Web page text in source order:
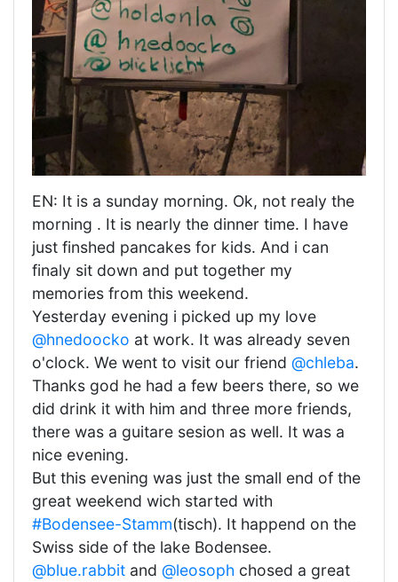
EN: It is a sunday morning. Ok, not realy the
morning . It is nearly the dinner time. I have
just finshed pancakes for kids. And i can
finaly sit down and put together my
memories from this weekend.
Yesterday evening i picked up my love
@hnedoocko at work. It was already seven
o'clock. We went to visit our friend @chleba.
Thanks god he had a few beers there, so we
did drink it with him and three more friends,
there was a guitare sesion as well. It was a
nice evening.
But this evening was just the small end of the
great weekend wich started with
#Bodensee-Stamm(tisch). It happend on the
Swiss side of the lake Bodensee.
@blue.rabbit and @leosoph chosed a great